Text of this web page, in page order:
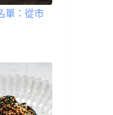
單：從市